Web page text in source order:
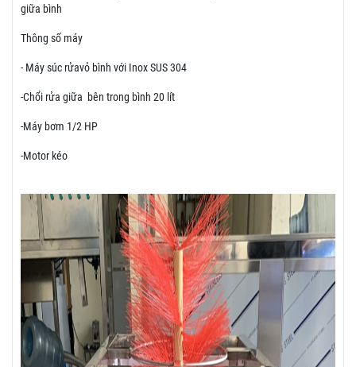
giữa bình
Thông số máy
- Máy súc rửavỏ bình với Inox SUS 304
-Chổi rửa giữa bên trong bình 20 lít
-Máy bơm 1/2 HP
-Motor kéo